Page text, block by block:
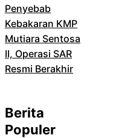
Penyebab
Kebakaran KMP
Mutiara Sentosa
II, Operasi SAR
Resmi Berakhir
Berita
Populer